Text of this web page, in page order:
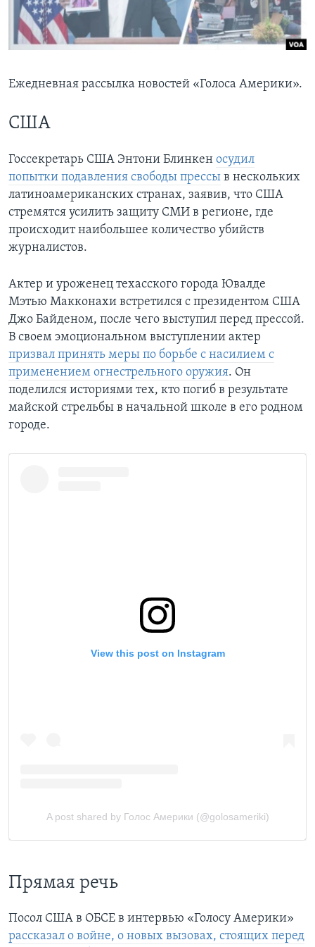
Learning English
Языки
Ежедневная рассылка новостей «Голоса Америки».
США
Госсекретарь США Энтони Блинкен осудил
попытки подавления свободы прессы в нескольких
латиноамериканских странах, заявив, что США
стремятся усилить защиту СМИ в регионе, где
происходит наибольшее количество убийств
журналистов.
Актер и уроженец техасского города Ювалде
Мэтью Макконахи встретился с президентом США
Джо Байденом, после чего выступил перед прессой.
В своем эмоциональном выступлении актер
призвал принять меры по борьбе с насилием с
применением огнестрельного оружия. Он
поделился историями тех, кто погиб в результате
майской стрельбы в начальной школе в его родном
городе.
Прямая речь
Посол США в ОБСЕ в интервью «Голосу Америки»
рассказал о войне, о новых вызовах, стоящих перед